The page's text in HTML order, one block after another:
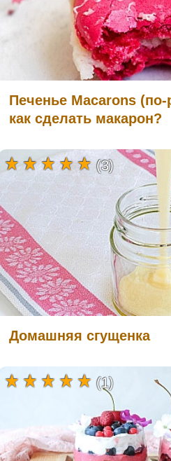
Печенье Macarons (по-
как сделать макарон?
Домашняя сгущенка
(3)
(1)